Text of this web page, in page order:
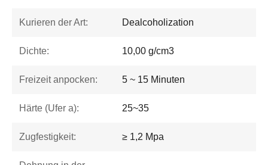
Kurieren der Art: Dealcoholization
Dichte: 10,00 g/cm3
Freizeit anpocken: 5 ~ 15 Minuten
Härte (Ufer a): 25~35
Zugfestigkeit: ≥ 1,2 Mpa